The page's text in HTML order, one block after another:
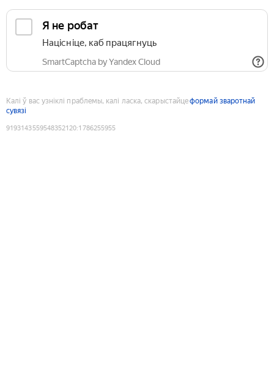
Я не робат
Націсніце, каб працягнуць
SmartCaptcha by Yandex Cloud
Калі ў вас узніклі праблемы, калі ласка, скарыстайцеформай зваротнай
сувязі
9193143559548352120:1786255955